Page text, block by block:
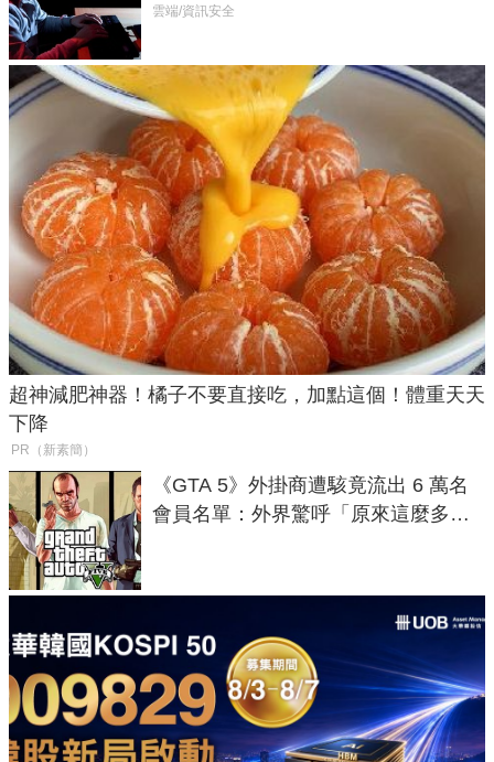
癱瘓全球！
雲端/資訊安全
超神減肥神器！橘子不要直接吃，加點這個！體重天天
下降
PR（新素簡）
《GTA 5》外掛商遭駭竟流出 6 萬名
會員名單：外界驚呼「原來這麼多人